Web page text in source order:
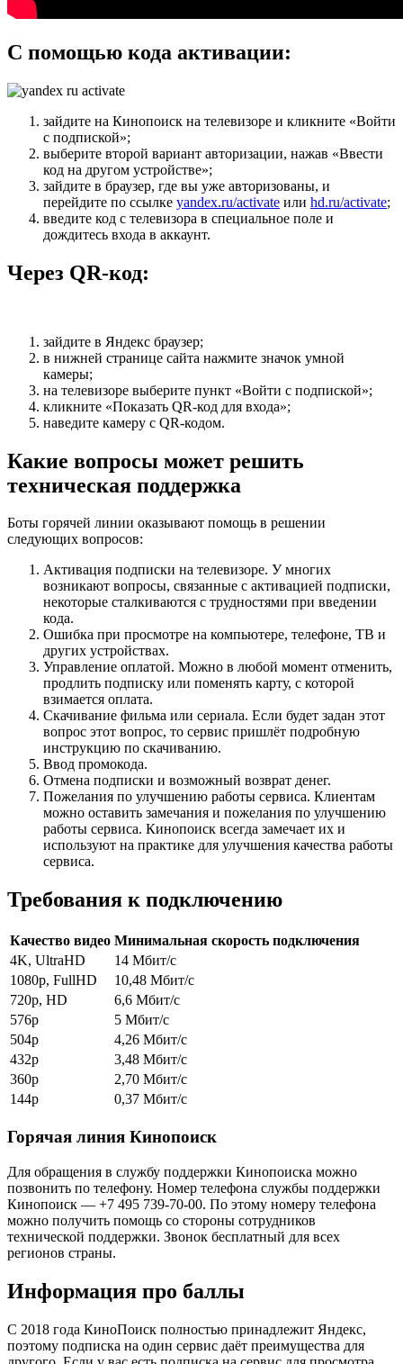
С помощью кода активации:
зайдите на Кинопоиск на телевизоре и кликните «Войти
с подпиской»;
выберите второй вариант авторизации, нажав «Ввести
код на другом устройстве»;
зайдите в браузер, где вы уже авторизованы, и
перейдите по ссылке yandex.ru/activate или hd.ru/activate;
введите код с телевизора в специальное поле и
дождитесь входа в аккаунт.
Через QR-код:
зайдите в Яндекс браузер;
в нижней странице сайта нажмите значок умной
камеры;
на телевизоре выберите пункт «Войти с подпиской»;
кликните «Показать QR-код для входа»;
наведите камеру с QR-кодом.
Какие вопросы может решить
техническая поддержка
Боты горячей линии оказывают помощь в решении
следующих вопросов:
Активация подписки на телевизоре. У многих
возникают вопросы, связанные с активацией подписки,
некоторые сталкиваются с трудностями при введении
кода.
Ошибка при просмотре на компьютере, телефоне, ТВ и
других устройствах.
Управление оплатой. Можно в любой момент отменить,
продлить подписку или поменять карту, с которой
взимается оплата.
Скачивание фильма или сериала. Если будет задан этот
вопрос этот вопрос, то сервис пришлёт подробную
инструкцию по скачиванию.
Ввод промокода.
Отмена подписки и возможный возврат денег.
Пожелания по улучшению работы сервиса. Клиентам
можно оставить замечания и пожелания по улучшению
работы сервиса. Кинопоиск всегда замечает их и
используют на практике для улучшения качества работы
сервиса.
Требования к подключению
Качество видео Минимальная скорость подключения
4K, UltraHD
14 Мбит/с
1080p, FullHD
10,48 Мбит/c
720p, HD
6,6 Мбит/c
576p
5 Мбит/c
504p
4,26 Мбит/c
432p
3,48 Мбит/c
360p
2,70 Мбит/c
144p
0,37 Мбит/c
Горячая линия Кинопоиск
Для обращения в службу поддержки Кинопоиска можно
позвонить по телефону. Номер телефона службы поддержки
Кинопоиск — +7 495 739-70-00. По этому номеру телефона
можно получить помощь со стороны сотрудников
технической поддержки. Звонок бесплатный для всех
регионов страны.
Информация про баллы
С 2018 года КиноПоиск полностью принадлежит Яндекс,
поэтому подписка на один сервис даёт преимущества для